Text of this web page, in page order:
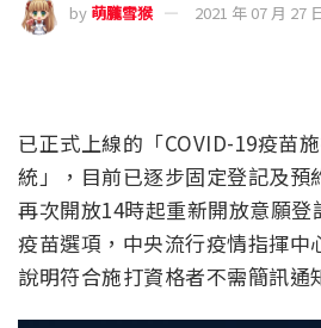
by 萌朧雪猴 2021 年 07 月 27
已正式上線的「COVID-19疫苗
統」，目前已逐步固定登記及預
再次開放14時起重新開放意願
疫苗選項，中央流行疫情指揮中
說明符合施打資格者不需簡訊通